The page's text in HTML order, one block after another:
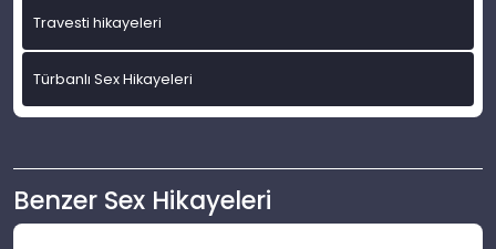
Travesti hikayeleri
Türbanlı Sex Hikayeleri
Benzer Sex Hikayeleri